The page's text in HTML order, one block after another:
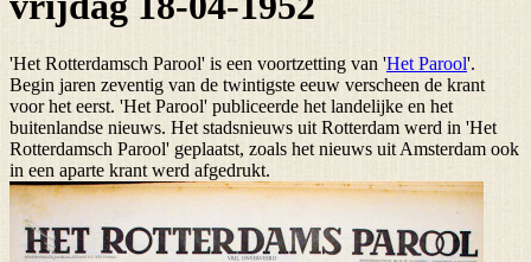
'Het Rotterdamsch Parool' is een voortzetting van 'Het Parool'.
Begin jaren zeventig van de twintigste eeuw verscheen de krant
voor het eerst. 'Het Parool' publiceerde het landelijke en het
buitenlandse nieuws. Het stadsnieuws uit Rotterdam werd in 'Het
Rotterdamsch Parool' geplaatst, zoals het nieuws uit Amsterdam ook
in een aparte krant werd afgedrukt.